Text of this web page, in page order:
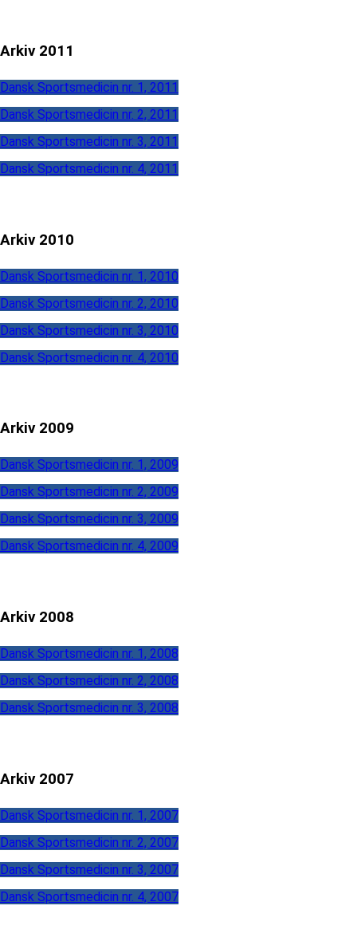
Arkiv 2011
Dansk Sportsmedicin nr. 1, 2011
Dansk Sportsmedicin nr. 2, 2011
Dansk Sportsmedicin nr. 3, 2011
Dansk Sportsmedicin nr. 4, 2011
Arkiv 2010
Dansk Sportsmedicin nr. 1, 2010
Dansk Sportsmedicin nr. 2, 2010
Dansk Sportsmedicin nr. 3, 2010
Dansk Sportsmedicin nr. 4, 2010
Arkiv 2009
Dansk Sportsmedicin nr. 1, 2009
Dansk Sportsmedicin nr. 2, 2009
Dansk Sportsmedicin nr. 3, 2009
Dansk Sportsmedicin nr. 4, 2009
Arkiv 2008
Dansk Sportsmedicin nr. 1, 2008
Dansk Sportsmedicin nr. 2, 2008
Dansk Sportsmedicin nr. 3, 2008
Arkiv 2007
Dansk Sportsmedicin nr. 1, 2007
Dansk Sportsmedicin nr. 2, 2007
Dansk Sportsmedicin nr. 3, 2007
Dansk Sportsmedicin nr. 4, 2007